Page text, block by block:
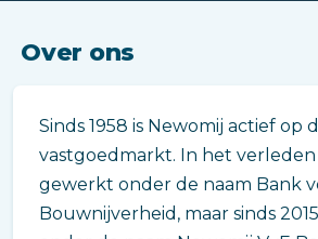
Over ons
Sinds 1958 is Newomij actief op
vastgoedmarkt. In het
gewerkt onder de naam Bank
Bouwnijverheid, maar sinds